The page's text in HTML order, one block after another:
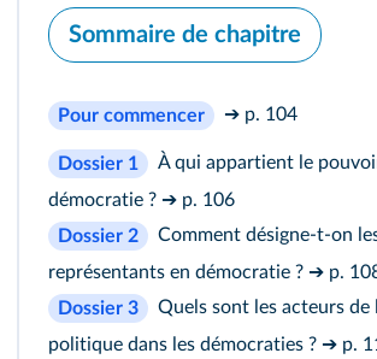
Sommaire de chapitre
Pour commencer ➔ p. 104
Dossier 1
À qui appartient le
démocratie ? ➔ p. 106
Dossier 2
Comment désigne-t-on
représentants en démocratie ? ➔ p.
Dossier 3
Quels sont les acteurs de
politique dans les démocraties ? ➔ p.